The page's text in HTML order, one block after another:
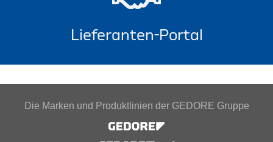
Lieferanten-Portal
Die Marken und Produktlinien der GEDORE Gruppe